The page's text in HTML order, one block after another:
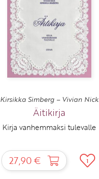
Kirsikka Simberg – Vivian Nick
Äitikirja
Kirja vanhemmaksi tulevalle
27,90 € 1